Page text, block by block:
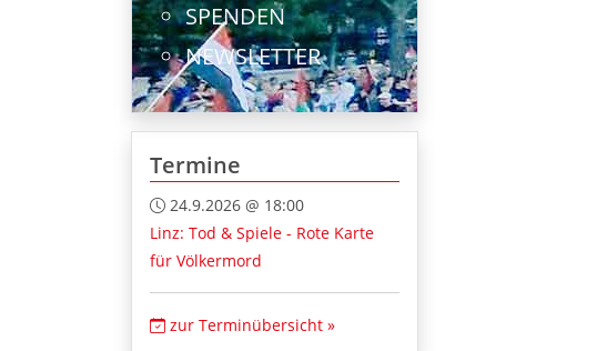
SPENDEN
NEWSLETTER
Termine
24.9.2026 @ 18:00
Linz: Tod & Spiele - Rote Karte
für Völkermord
zur Terminübersicht »